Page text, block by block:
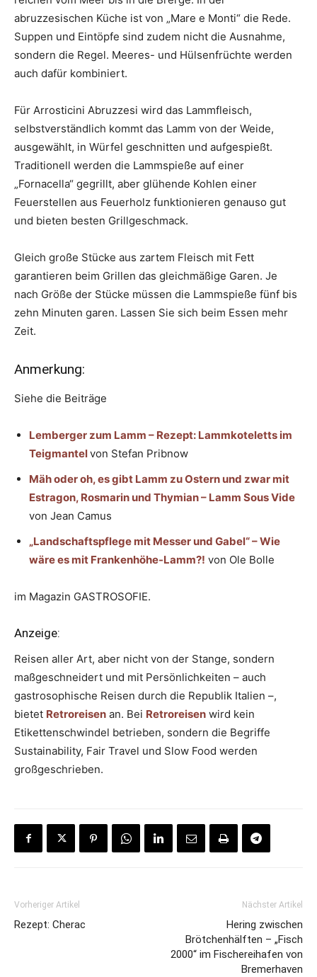
abruzzesischen Küche ist von „Mare e Monti“ die Rede.
Suppen und Eintöpfe sind zudem nicht die Ausnahme,
sondern die Regel. Meeres- und Hülsenfrüchte werden
auch dafür kombiniert.
Für Arrosticini Abruzzesi wird das Lammfleisch,
selbstverständlich kommt das Lamm von der Weide,
ausgewählt, in Würfel geschnitten und aufgespießt.
Traditionell werden die Lammspieße auf einer
„Fornacella“ gegrillt, aber glühende Kohlen einer
Feuerstellen aus Feuerholz funktionieren genauso gut
und bieten besten Grillgeschmack.
Gleich große Stücke aus zartem Fleisch mit Fett
garantieren beim Grillen das gleichmäßige Garen. Je
nach Größe der Stücke müssen die Lammspieße fünf bis
zehn Minuten garen. Lassen Sie sich beim Essen mehr
Zeit.
Anmerkung:
Siehe die Beiträge
Lemberger zum Lamm – Rezept: Lammkoteletts im
Teigmantelvon Stefan Pribnow
Mäh oder oh, es gibt Lamm zu Ostern und zwar mit
Estragon, Rosmarin und Thymian – Lamm Sous Vide
von Jean Camus
„Landschaftspflege mit Messer und Gabel“ – Wie
wäre es mit Frankenhöhe-Lamm?! von Ole Bolle
im Magazin GASTROSOFIE.
Anzeige:
Reisen aller Art, aber nicht von der Stange, sondern
maßgeschneidert und mit Persönlichkeiten – auch
gastrosophische Reisen durch die Republik Italien –,
bietet Retroreisen an. Bei Retroreisen wird kein
Etikettenschwindel betrieben, sondern die Begriffe
Sustainability, Fair Travel und Slow Food werden
großgeschrieben.
Vorheriger Artikel
Rezept: Cherac
Nächster Artikel
Hering zwischen
Brötchenhälften – „Fisch
2000“ im Fischereihafen von
Bremerhaven